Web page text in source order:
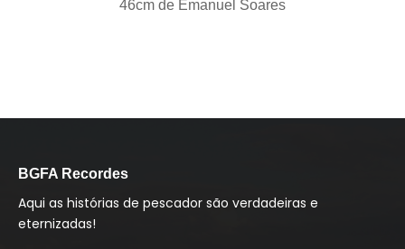
46cm de Emanuel Soares
BGFA Recordes
Aqui as histórias de pescador são verdadeiras e
eternizadas!